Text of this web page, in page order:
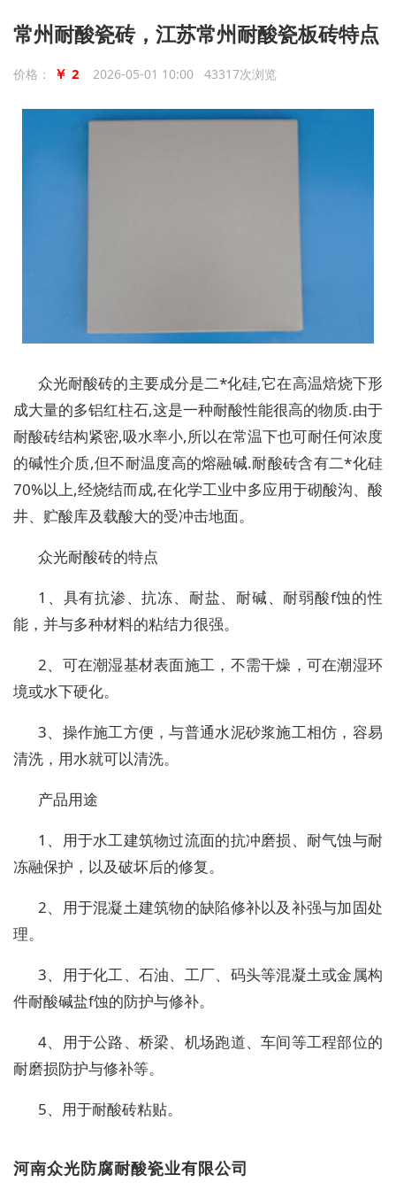
常州耐酸瓷砖，江苏常州耐酸瓷板砖特点
价格： ￥ 2 2026-05-01 10:00 43317次浏览
众光耐酸砖的主要成分是二*化硅,它在高温焙烧下形
成大量的多铝红柱石,这是一种耐酸性能很高的物质.由于
耐酸砖结构紧密,吸水率小,所以在常温下也可耐任何浓度
的碱性介质,但不耐温度高的熔融碱.耐酸砖含有二*化硅
70%以上,经烧结而成,在化学工业中多应用于砌酸沟、酸
井、贮酸库及载酸大的受冲击地面。
众光耐酸砖的特点
1、具有抗渗、抗冻、耐盐、耐碱、耐弱酸f蚀的性
能，并与多种材料的粘结力很强。
2、可在潮湿基材表面施工，不需干燥，可在潮湿环
境或水下硬化。
3、操作施工方便，与普通水泥砂浆施工相仿，容易
清洗，用水就可以清洗。
产品用途
1、用于水工建筑物过流面的抗冲磨损、耐气蚀与耐
冻融保护，以及破坏后的修复。
2、用于混凝土建筑物的缺陷修补以及补强与加固处
理。
3、用于化工、石油、工厂、码头等混凝土或金属构
件耐酸碱盐f蚀的防护与修补。
4、用于公路、桥梁、机场跑道、车间等工程部位的
耐磨损防护与修补等。
5、用于耐酸砖粘贴。
河南众光防腐耐酸瓷业有限公司